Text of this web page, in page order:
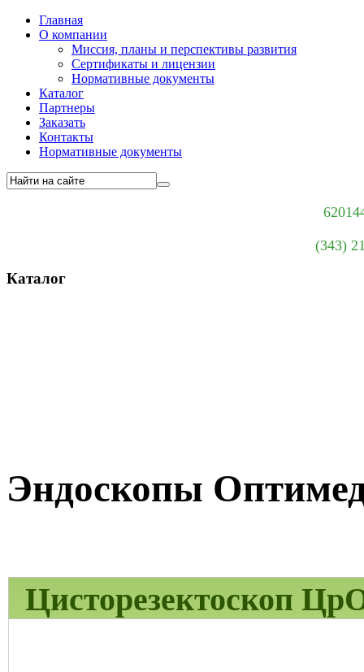
Главная
О компании
Миссия, планы и перспективы развития
Сертификаты и лицензии
Нормативные документы
Каталог
Партнеры
Заказать
Контакты
Нормативные документы
(343)
Каталог
Эндоскопы
Цисторезектоскоп